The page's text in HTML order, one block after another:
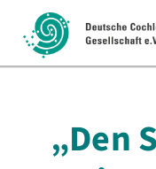
„Den